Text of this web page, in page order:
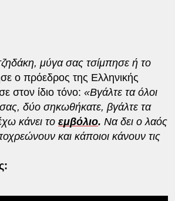
μύγα σας τσίμπησε ή το
ο πρόεδρος της Ελληνικής
στον ίδιο τόνο: «Βγάλτε τα όλοι
σας, δύο σηκωθήκατε, βγάλτε τα
κάνει το εμβόλιο. Να δει ο λαός
και κάποιοι κάνουν τις